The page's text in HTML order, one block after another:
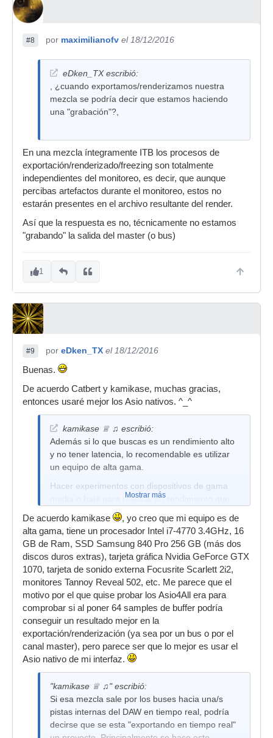
#8 por maximilianofv el 18/12/2016
eDken_TX escribió:
, ¿cuando exportamos/renderizamos nuestra
mezcla se podría decir que estamos haciendo
una "grabación"?,
En una mezcla íntegramente ITB los procesos de
exportación/renderizado/freezing son totalmente
independientes del monitoreo, es decir, que aunque
percibas artefactos durante el monitoreo, estos no
estarán presentes en el archivo resultante del render.
Así que la respuesta es no, técnicamente no estamos
"grabando" la salida del master (o bus)
1
#9 por eDken_TX el 18/12/2016
Buenas.
De acuerdo Catbert y kamikase, muchas gracias,
entonces usaré mejor los Asio nativos. ^_^
kamikase ♕ ♫ escribió:
Además si lo que buscas es un rendimiento alto
y no tener latencia, lo recomendable es utilizar
un equipo de alta gama.
Hacer experimentos con dispositivos de gama
media o baja para mejorar un rendimiento que
jamás alcanzarán, es perder el tiempo.
Mostrar más
De acuerdo kamikase
, yo creo que mi equipo es de
alta gama, tiene un procesador Intel i7-4770 3.4GHz, 16
GB de Ram, SSD Samsung 840 Pro 256 GB (más dos
discos duros extras), tarjeta gráfica Nvidia GeForce GTX
1070, tarjeta de sonido externa Focusrite Scarlett 2i2,
monitores Tannoy Reveal 502, etc. Me parece que el
motivo por el que quise probar los Asio4All era para
comprobar si al poner 64 samples de buffer podría
conseguir un resultado mejor en la
exportación/renderización (ya sea por un bus o por el
canal master), pero parece ser que lo mejor es usar el
Asio nativo de mi interfaz.
"kamikase ♕ ♫" escribió:
Si esa mezcla sale por los buses hacia una/s
pistas internas del DAW en tiempo real, podría
decirse que se esta "exportando en tiempo real"